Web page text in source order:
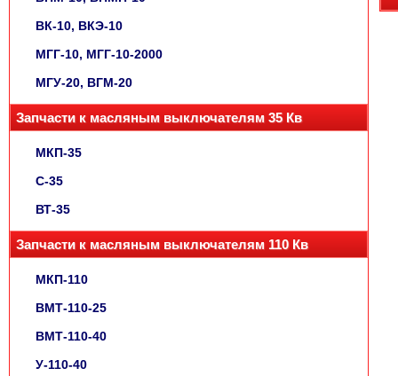
ВК-10, ВКЭ-10
МГГ-10, МГГ-10-2000
МГУ-20, ВГМ-20
Запчасти к масляным выключателям 35 Кв
МКП-35
С-35
ВТ-35
Запчасти к масляным выключателям 110 Кв
МКП-110
ВМТ-110-25
ВМТ-110-40
У-110-40